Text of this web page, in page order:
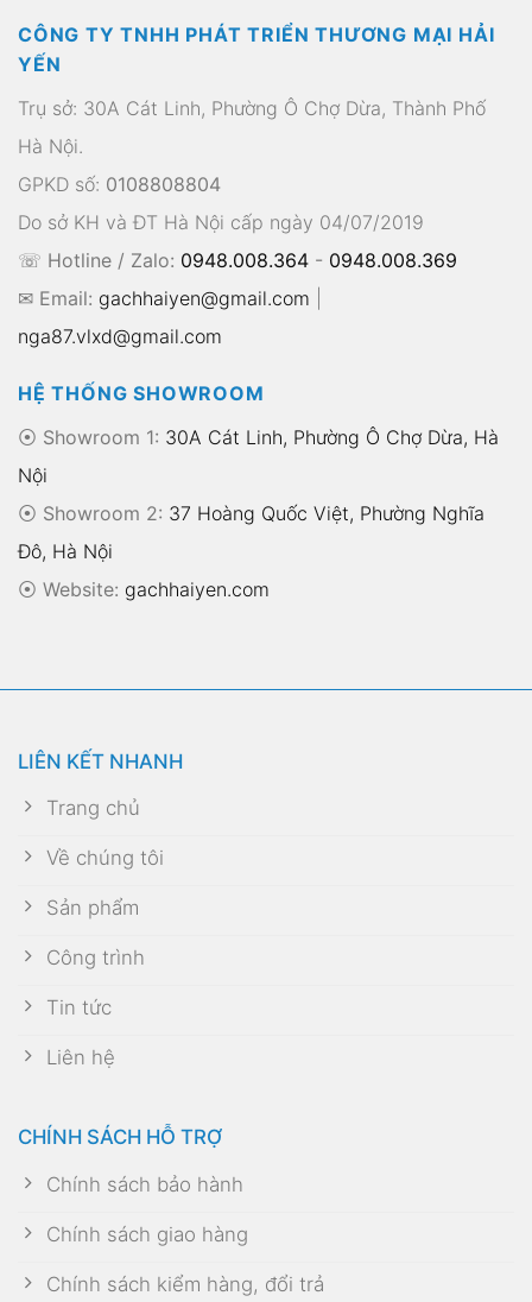
CÔNG TY TNHH PHÁT TRIỂN THƯƠNG MẠI HẢI
YẾN
Trụ sở: 30A Cát Linh, Phường Ô Chợ Dừa, Thành Phố
Hà Nội.
GPKD số: 0108808804
Do sở KH và ĐT Hà Nội cấp ngày 04/07/2019
☏ Hotline / Zalo: 0948.008.364 - 0948.008.369
✉ Email: gachhaiyen@gmail.com
nga87.vlxd@gmail.com
HỆ THỐNG SHOWROOM
⦿ Showroom 1: 30A Cát Linh, Phường Ô Chợ Dừa, Hà
Nội
⦿ Showroom 2: 37 Hoàng Quốc Việt, Phường Nghĩa
Đô, Hà Nội
⦿ Website: gachhaiyen.com
LIÊN KẾT NHANH
Trang chủ
Về chúng tôi
Sản phẩm
Công trình
Tin tức
Liên hệ
CHÍNH SÁCH HỖ TRỢ
Chính sách bảo hành
Chính sách giao hàng
Chính sách kiểm hàng, đổi trả